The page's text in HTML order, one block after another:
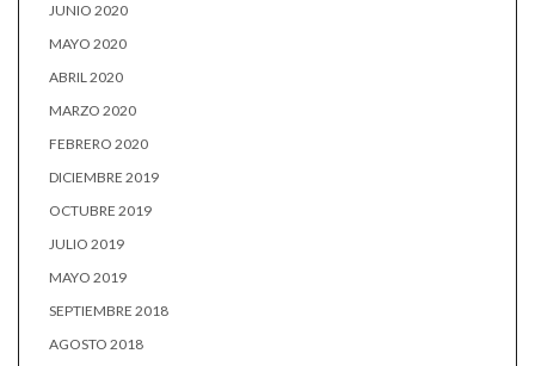
JUNIO 2020
MAYO 2020
ABRIL 2020
MARZO 2020
FEBRERO 2020
DICIEMBRE 2019
OCTUBRE 2019
JULIO 2019
MAYO 2019
SEPTIEMBRE 2018
AGOSTO 2018